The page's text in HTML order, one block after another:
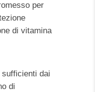
per
di vitamina
sufficienti dai
di